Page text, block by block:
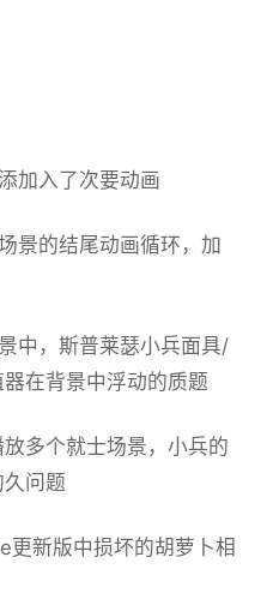
加入了次要动画
景的结尾动画循环，加
中，斯普莱瑟小兵面具/
在背景中浮动的质题
多个就士场景，小兵的
问题
新版中损坏的胡萝卜相